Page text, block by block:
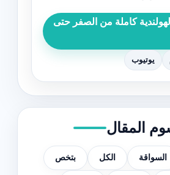
كاملة من الصفر حتى
يوتيوب
المقال
السواقة الكل بتخص